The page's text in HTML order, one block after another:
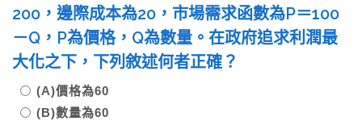
200，邊際成本為20，市場需求函數為P＝100
－Q，P為價格，Q為數量。在政府追求利潤最
大化之下，下列敘述何者正確？
(A)價格為60
(B)數量為60